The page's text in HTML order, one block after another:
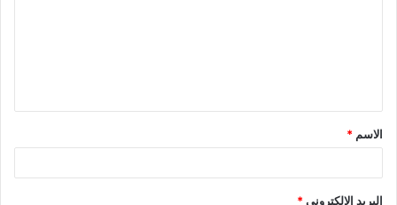
الاسم *
البريد الإلكتروني*